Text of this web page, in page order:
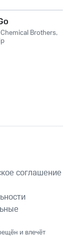
Brothers,
соглашение
и влечёт